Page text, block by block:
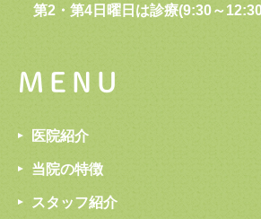
第2・第4日曜日は診療(9:30～
MENU
医院紹介
当院の特徴
スタッフ紹介